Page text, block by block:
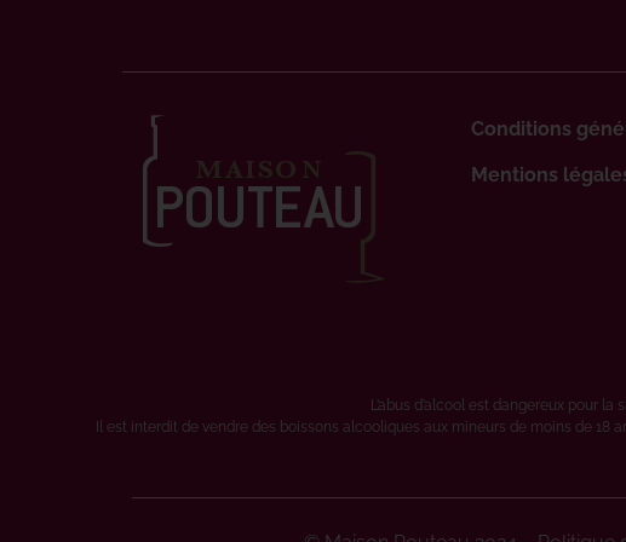
Conditions
Mentions
L’abus d’alcool est dangereux pour
Il est interdit de vendre des boissons alcooliques aux mineurs de moins de 18